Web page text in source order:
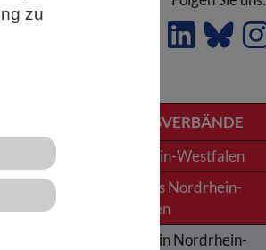
zu
LANDESVERBÄNDE
Nordrhein-Westfalen
News aus Nordrhein-
Westfalen
Termine in Nordrhein-